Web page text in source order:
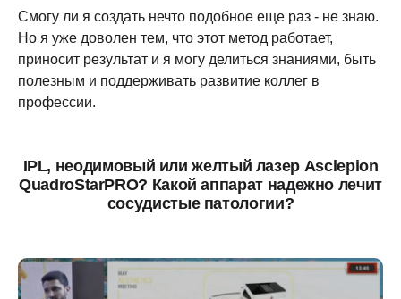
Смогу ли я создать нечто подобное еще раз - не знаю.
Но я уже доволен тем, что этот метод работает,
приносит результат и я могу делиться знаниями, быть
полезным и поддерживать развитие коллег в
профессии.
IPL, неодимовый или желтый лазер Asclepion
QuadroStarPRO? Какой аппарат надежно лечит
сосудистые патологии?